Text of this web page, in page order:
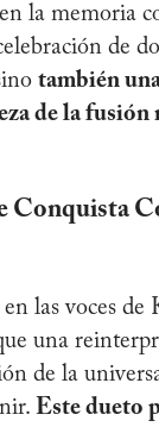
la memoria
de
también
de la fusión
Conquista
las voces de
una
de la
Este dueto